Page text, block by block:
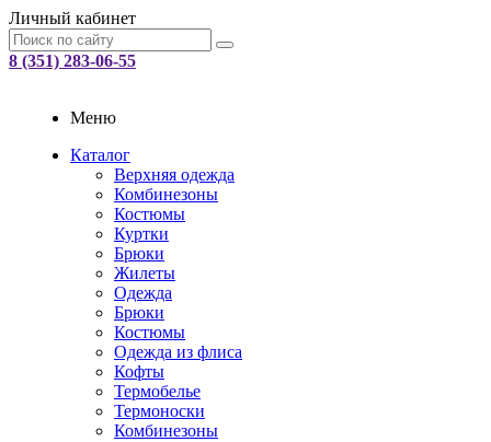
Личный кабинет
8 (351) 283-06-55
Меню
Каталог
Верхняя одежда
Комбинезоны
Костюмы
Куртки
Брюки
Жилеты
Одежда
Брюки
Костюмы
Одежда из флиса
Кофты
Термобелье
Термоноски
Комбинезоны